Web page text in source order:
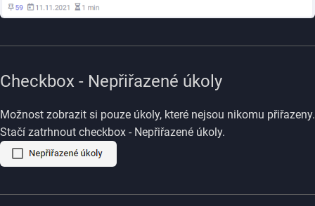
Checkbox - Nepřiřazené úkoly
Možnost zobrazit si pouze úkoly, které nejsou nikomu přiřazeny.
Stačí zatrhnout checkbox - Nepřiřazené úkoly.